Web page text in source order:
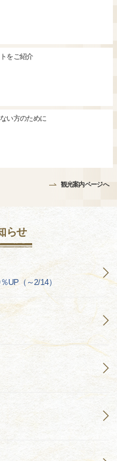
をご紹介
い方のために
観光案内ページへ
らせ
UP（～2/14）